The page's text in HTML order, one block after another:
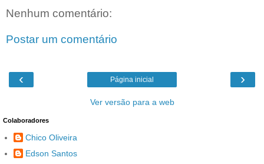
Nenhum comentário:
Postar um comentário
‹ ›
Página inicial
Ver versão para a web
Colaboradores
Chico Oliveira
Edson Santos